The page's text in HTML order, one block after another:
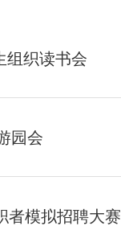
组织读书会
园会
者模拟招聘大赛